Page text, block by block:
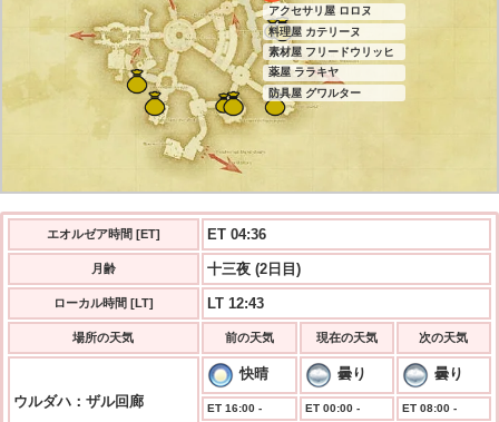
アクセサリ屋 ロロヌ
料理屋 カテリーヌ
素材屋 フリードウリッヒ
薬屋 ララキヤ
防具屋 グワルター
エオルゼア時間 [ET] ET 04:36
月齢 十三夜 (2日目)
ローカル時間 [LT] LT 12:43
場所の天気 前の天気 現在の天気 次の天気
ウルダハ：ザル回廊
快晴 曇り 曇り
ET 16:00 - ET 00:00 - ET 08:00 -